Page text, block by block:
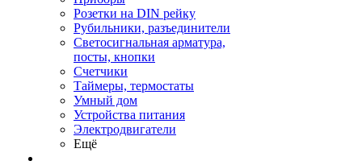
Розетки на DIN рейку
Рубильники, разъединители
Светосигнальная арматура,
посты, кнопки
Счетчики
Таймеры, термостаты
Умный дом
Устройства питания
Электродвигатели
Ещё